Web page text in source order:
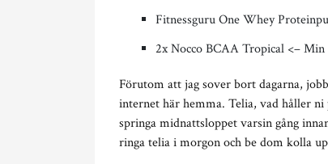
Fitnessguru One Whey
2x Nocco BCAA Tropical <–
Förutom att jag sover bort dagarna,
internet här hemma. Telia, vad håller ni
springa midnattsloppet varsin gång
ringa telia i morgon och be dom kolla